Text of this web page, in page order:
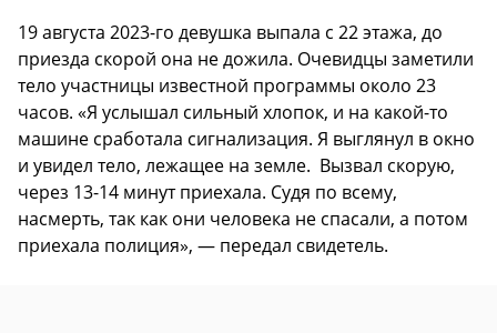
19 августа 2023-го девушка выпала с 22 этажа, до
приезда скорой она не дожила. Очевидцы заметили
тело участницы известной программы около 23
часов. «Я услышал сильный хлопок, и на какой-то
машине сработала сигнализация. Я выглянул в окно
и увидел тело, лежащее на земле. Вызвал скорую,
через 13-14 минут приехала. Судя по всему,
насмерть, так как они человека не спасали, а потом
приехала полиция», — передал свидетель.